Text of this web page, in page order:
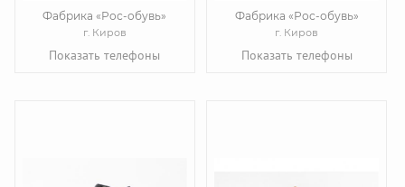
Фабрика «Рос-обувь»
г. Киров
Показать телефоны
Фабрика «Рос-обувь»
г. Киров
Показать телефоны